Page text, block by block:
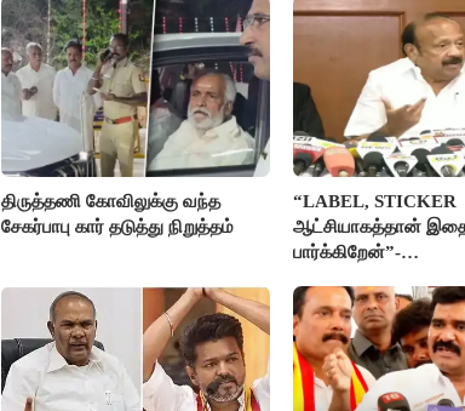
திருத்தணி கோவிலுக்கு வந்த
சேகர்பாபு கார் தடுத்து நிறுத்தம்
“LABEL, STICKER
ஆட்சியாகத்தான்
பார்க்கிறேன்”-